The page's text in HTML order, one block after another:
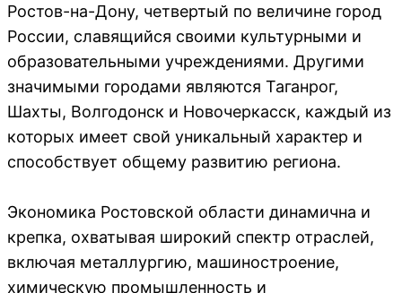
Ростов-на-Дону, четвертый по величине город
России, славящийся своими культурными и
образовательными учреждениями. Другими
значимыми городами являются Таганрог,
Шахты, Волгодонск и Новочеркасск, каждый из
которых имеет свой уникальный характер и
способствует общему развитию региона.
Экономика Ростовской области динамична и
крепка, охватывая широкий спектр отраслей,
включая металлургию, машиностроение,
химическую промышленность и